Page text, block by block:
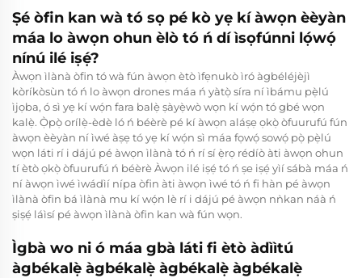
Ṣé òfin kan wà tó sọ pé kò yẹ kí àwọn èèyàn
máa lo àwọn ohun èlò tó ń dí ìsọfúnni lọ́wọ́
nínú ilé iṣẹ́?
Àwọn ìlànà òfin tó wà fún àwọn ètò ìfẹnukò ìró àgbéléjèjì
kòríkòsùn tó ń lo àwọn drones máa ń yàtọ̀ síra ní ìbámu pẹ̀lú
ìjọba, ó sì yẹ kí wọ́n fara balẹ̀ ṣàyẹ̀wò wọn kí wọ́n tó gbé wọn
kalẹ̀. Ọ̀pọ̀ orílẹ̀-èdè ló ń béèrè pé kí àwọn aláṣẹ ọkọ̀ òfuurufú fún
àwọn èèyàn ní ìwé àṣẹ tó yẹ kí wọ́n sì máa fọwọ́ sowọ́ pọ̀ pẹ̀lú
wọn láti rí i dájú pé àwọn ìlànà tó ń rí sí ẹ̀rọ rédíò àti àwọn ohun
tí ètò ọkọ̀ òfuurufú ń béèrè Àwọn ilé iṣẹ́ tó ń ṣe iṣẹ́ yìí sábà máa ń
ní àwọn ìwé ìwádìí nípa òfin àti àwọn ìwé tó ń fi hàn pé àwọn
ìlànà òfin bá ìlànà mu kí wọ́n lè rí i dájú pé àwọn nǹkan náà ń
ṣiṣẹ́ láìsí pé àwọn ìlànà òfin kan wà fún wọn.
Ìgbà wo ni ó máa gbà láti fi ètò àdììtú
àgbékalẹ̀ àgbékalẹ̀ àgbékalẹ̀ àgbékalẹ̀